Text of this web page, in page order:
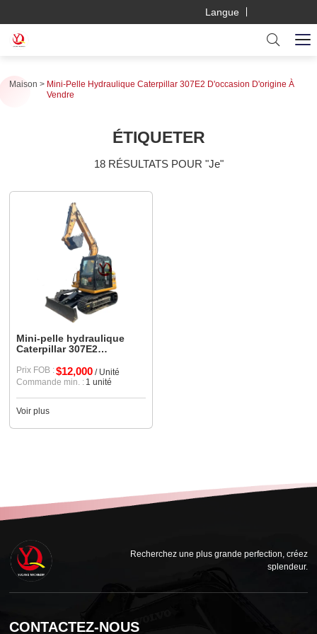
Langue
Maison
Mini-Pelle Hydraulique Caterpillar 307E2 D'occasion D'origine À
Vendre
ÉTIQUETER
18 RÉSULTATS POUR "Je"
Mini-pelle hydraulique
Caterpillar 307E2
vendre
Prix FOB :$12,000/ Unité
Commande min. : 1 unité
Voir plus
Recherchez une plus grande perfection, créez
splendeur.
CONTACTEZ-NOUS